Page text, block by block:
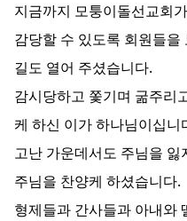
지금까지 모퉁이돌선교회가
감당할 수 있도록 회원들
길도 열어 주셨습니다.
감시당하고 쫓기며 굶주리
케 하신 이가 하나님이십니
고난 가운데서도 주님을 잃
주님을 찬양케 하셨습니다.
형제들과 간사들과 아내와